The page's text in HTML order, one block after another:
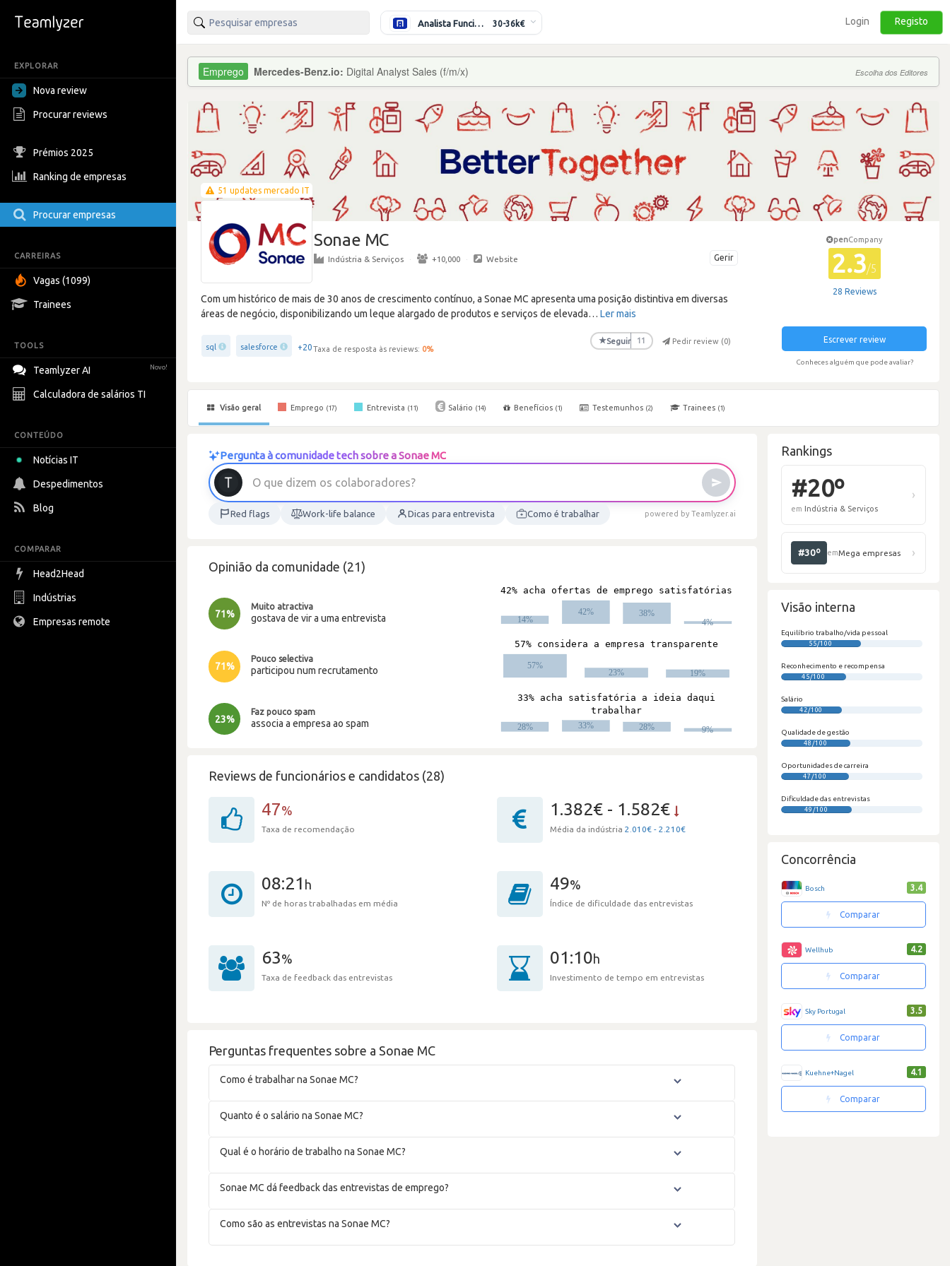
EXPLORAR
Nova review
Procurar reviews
Prémios 2025
Ranking de empresas
Procurar empresas
CARREIRAS
Vagas (1099)
Trainees
TOOLS
Teamlyzer AI Novo!
Calculadora de salários TI
CONTEÚDO
Notícias IT
Despedimentos
Blog
COMPARAR
Head2Head
Indústrias
Empresas remote
Analista Funcional (Híbrido) 30-36k€ Login Registo
Mercedes-Benz.io: Digital Analyst Sales (f/m/x) Escolha dos Editores
51 updates mercado IT
Sonae MC
Gerir
Indústria & Serviços · +10,000 · Website
Com um histórico de mais de 30 anos de crescimento contínuo, a Sonae MC apresenta uma posição distintiva em diversas
áreas de negócio, disponibilizando um leque alargado de produtos e serviços de elevada… Ler mais
sql salesforce +20Taxa de resposta às reviews: 0%
★Seguir 11 Pedir review (0)
penCompany
2.3/5
28 Reviews
Escrever review
Conheces alguém que pode avaliar?
Visão geral Emprego (17) Entrevista (11) Salário (14) Benefícios (1) Testemunhos (2) Trainees (1)
Pergunta à comunidade tech sobre a Sonae MC
O que d izem os colaborad ores?
Red flags Work-life balance Dicas para entrevista Como é trabalhar powered by Teamlyzer.ai
Opinião da comunidade (21)
71%
Muito atractiva
gostava de vir a uma entrevista
71%
Pouco selectiva
participou num recrutamento
23%
Faz pouco spam
associa a empresa ao spam
Reviews de funcionários e candidatos (28)
47%
Taxa de recomendação
1.382€ - 1.582€
Média da indústria 2.010€ - 2.210€
08:21 h
Nº de horas trabalhadas em média
49%
Índice de dificuldade das entrevistas
63%
Taxa de feedback das entrevistas
01:10h
Investimento de tempo em entrevistas
Perguntas frequentes sobre a Sonae MC
Como é trabalhar na Sonae MC?
Quanto é o salário na Sonae MC?
Qual é o horário de trabalho na Sonae MC?
Sonae MC dá feedback das entrevistas de emprego?
Como são as entrevistas na Sonae MC?
Rankings
Visão interna
Equilíbrio trabalho/vida pessoal
55/100
Reconhecimento e recompensa
45/100
Salário
42/100
Qualidade de gestão
48/100
Oportunidades de carreira
47/100
Dificuldade das entrevistas
49/100
Concorrência
Bosch 3.4
Comparar
Wellhub 4.2
Comparar
Sky Portugal 3.5
Comparar
Kuehne+Nagel 4.1
Comparar